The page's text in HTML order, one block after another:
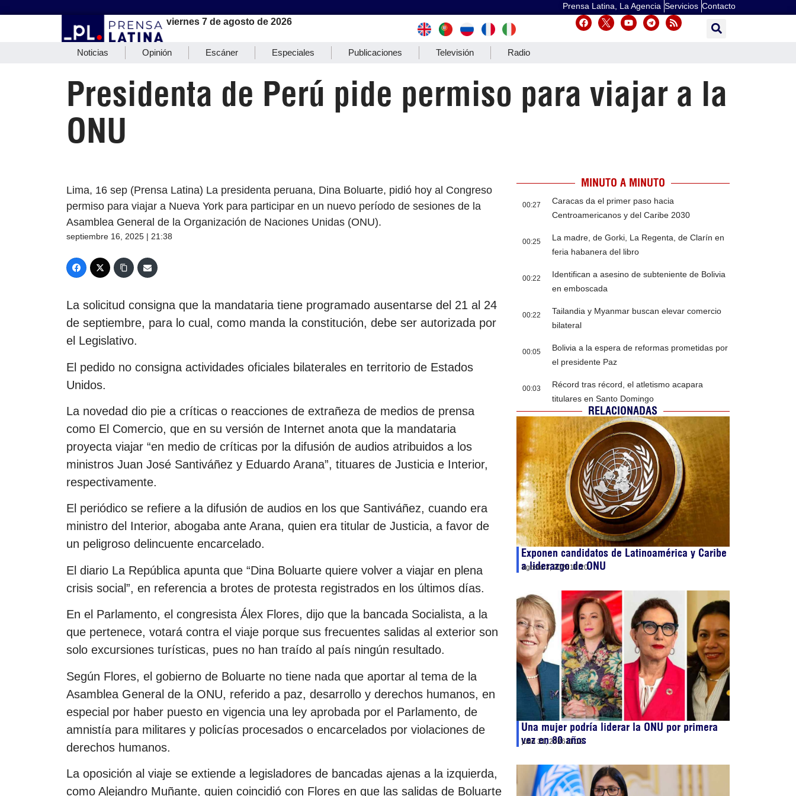
Prensa Latina, La Agencia Servicios Contacto
viernes 7 de agosto de 2026
Noticias Opinión Escáner Especiales Publicaciones Televisión Radio
Presidenta de Perú pide permiso para viajar a la
ONU
Lima, 16 sep (Prensa Latina) La presidenta peruana, Dina Boluarte, pidió hoy al Congreso
permiso para viajar a Nueva York para participar en un nuevo período de sesiones de la
Asamblea General de la Organización de Naciones Unidas (ONU).
septiembre 16, 2025 | 21:38
La solicitud consigna que la mandataria tiene programado ausentarse del 21 al 24
de septiembre, para lo cual, como manda la constitución, debe ser autorizada por
el Legislativo.
El pedido no consigna actividades oficiales bilaterales en territorio de Estados
Unidos.
La novedad dio pie a críticas o reacciones de extrañeza de medios de prensa
como El Comercio, que en su versión de Internet anota que la mandataria
proyecta viajar “en medio de críticas por la difusión de audios atribuidos a los
ministros Juan José Santiváñez y Eduardo Arana”, tituares de Justicia e Interior,
respectivamente.
El periódico se refiere a la difusión de audios en los que Santiváñez, cuando era
ministro del Interior, abogaba ante Arana, quien era titular de Justicia, a favor de
un peligroso delincuente encarcelado.
El diario La República apunta que “Dina Boluarte quiere volver a viajar en plena
crisis social”, en referencia a brotes de protesta registrados en los últimos días.
En el Parlamento, el congresista Álex Flores, dijo que la bancada Socialista, a la
que pertenece, votará contra el viaje porque sus frecuentes salidas al exterior son
solo excursiones turísticas, pues no han traído al país ningún resultado.
Según Flores, el gobierno de Boluarte no tiene nada que aportar al tema de la
Asamblea General de la ONU, referido a paz, desarrollo y derechos humanos, en
especial por haber puesto en vigencia una ley aprobada por el Parlamento, de
amnistía para militares y policías procesados o encarcelados por violaciones de
derechos humanos.
La oposición al viaje se extiende a legisladores de bancadas ajenas a la izquierda,
como Alejandro Muñante, quien coincidió con Flores en que las salidas de Boluarte
MINUTO A MINUTO
00:27
Caracas da el primer paso hacia
Centroamericanos y del Caribe 2030
00:25
La madre, de Gorki, La Regenta, de Clarín en
feria habanera del libro
00:22
Identifican a asesino de subteniente de Bolivia
en emboscada
00:22
Tailandia y Myanmar buscan elevar comercio
bilateral
00:05
Bolivia a la espera de reformas prometidas por
el presidente Paz
00:03
Récord tras récord, el atletismo acapara
titulares en Santo Domingo
RELACIONADAS
Exponen candidatos de Latinoamérica y Caribe
a liderazgo de ONU
agosto 3, 202618:20
Una mujer podría liderar la ONU por primera
vez en 80 años
julio 31, 202611:12